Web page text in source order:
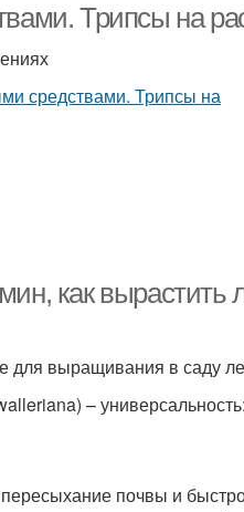
Трипсы на
как вырастить
для выращивания в саду
–
почвы и